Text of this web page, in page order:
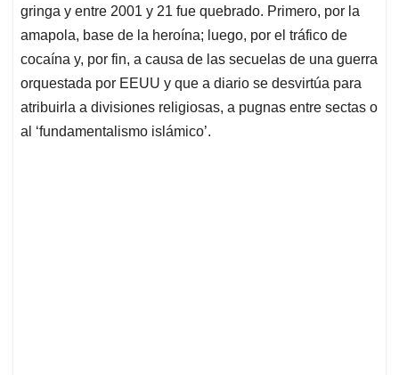
gringa y entre 2001 y 21 fue quebrado. Primero, por la
amapola, base de la heroína; luego, por el tráfico de
cocaína y, por fin, a causa de las secuelas de una guerra
orquestada por EEUU y que a diario se desvirtúa para
atribuirla a divisiones religiosas, a pugnas entre sectas o
al ‘fundamentalismo islámico’.